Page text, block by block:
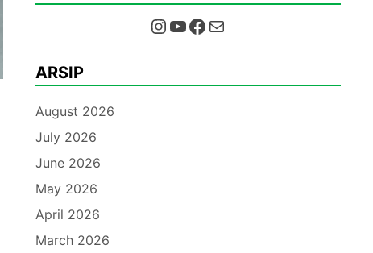
InstagramYouTube Facebook Mail
ARSIP
August 2026
July 2026
June 2026
May 2026
April 2026
March 2026